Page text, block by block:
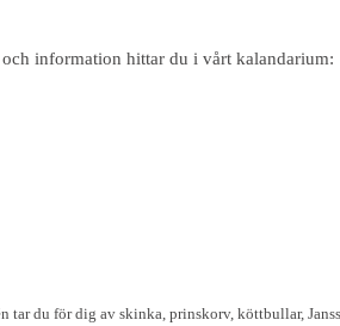
information hittar du i vårt kalandarium:
du för dig av skinka, prinskorv, köttbullar,